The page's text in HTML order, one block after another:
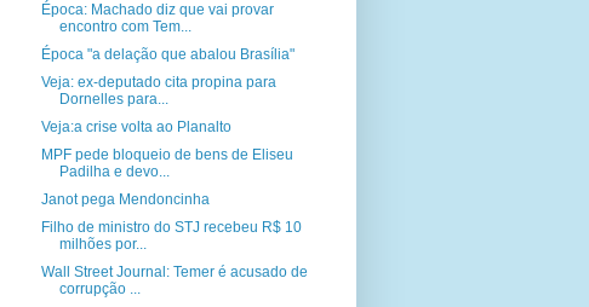
Época: Machado diz que vai provar
encontro com Tem...
Época "a delação que abalou Brasília"
Veja: ex-deputado cita propina para
Dornelles para...
Veja:a crise volta ao Planalto
MPF pede bloqueio de bens de Eliseu
Padilha e devo...
Janot pega Mendoncinha
Filho de ministro do STJ recebeu R$ 10
milhões por...
Wall Street Journal: Temer é acusado de
corrupção ...